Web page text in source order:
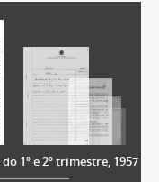
1º e 2º trimestre, 1957